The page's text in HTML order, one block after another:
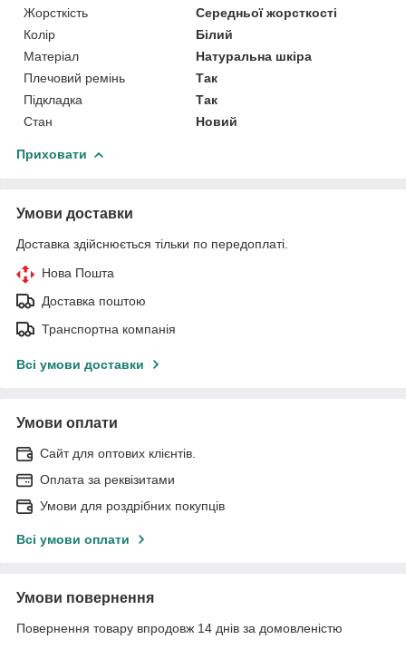
Жорсткість
Середньої жорсткості
Колір
Білий
Матеріал
Натуральна шкіра
Плечовий ремінь
Так
Підкладка
Так
Стан
Новий
Приховати
Умови доставки
Доставка здійснюється тільки по передоплаті.
Нова Пошта
Доставка поштою
Транспортна компанія
Всі умови доставки
Умови оплати
Сайт для оптових клієнтів.
Оплата за реквізитами
Умови для роздрібних покупців
Всі умови оплати
Умови повернення
Повернення товару впродовж 14 днів за домовленістю